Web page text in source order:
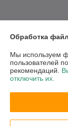
Обработка
Мы используем
пользователей
рекомендаций.
отключить их.